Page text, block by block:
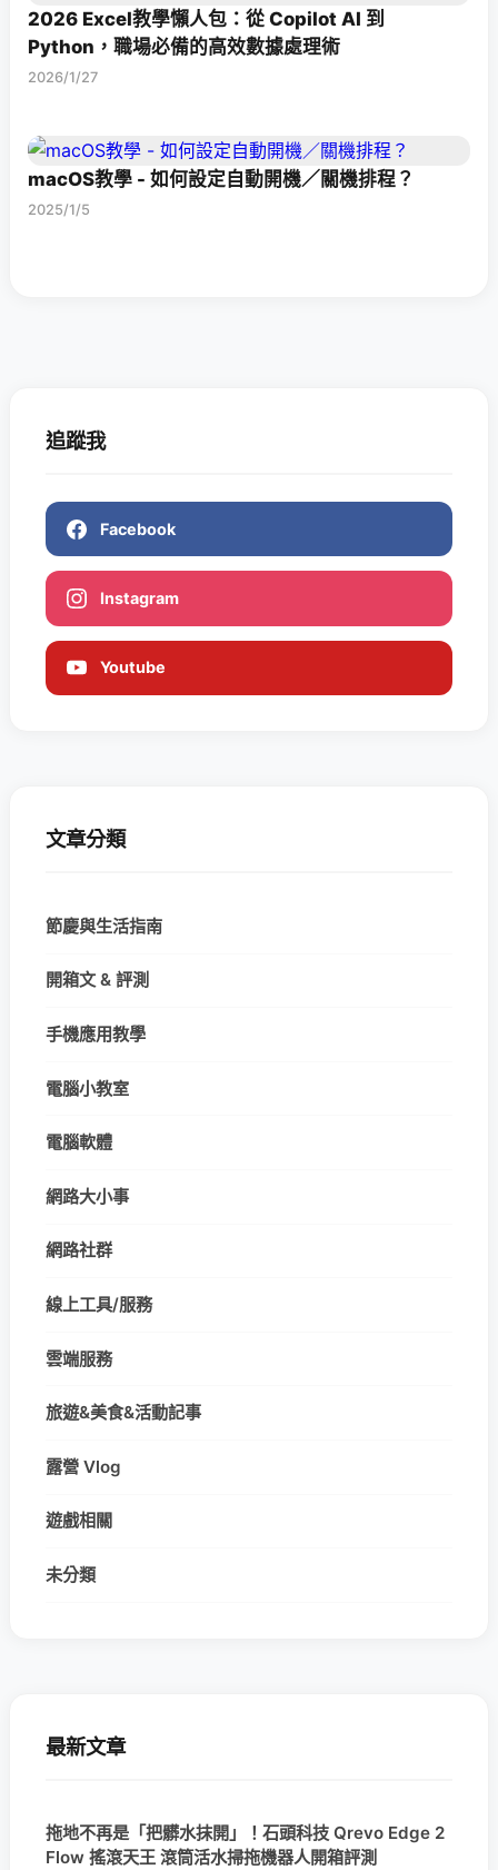
2026 Excel教學懶人包：從 Copilot AI 到
Python，職場必備的高效數據處理術
2026/1/27
macOS教學 - 如何設定自動開機／關機排程？
2025/1/5
追蹤我
Facebook
Instagram
Youtube
文章分類
節慶與生活指南
開箱文 & 評測
手機應用教學
電腦小教室
電腦軟體
網路大小事
網路社群
線上工具/服務
雲端服務
旅遊&美食&活動記事
露營 Vlog
遊戲相關
未分類
最新文章
拖地不再是「把髒水抹開」！石頭科技 Qrevo Edge 2
Flow 搖滾天王 滾筒活水掃拖機器人開箱評測